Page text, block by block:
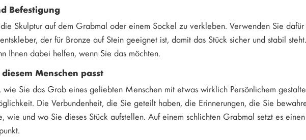
Befestigung
Skulptur auf dem Grabmal oder einem Sockel zu verkleben. Verwenden Sie
der für Bronze auf Stein geeignet ist, damit das Stück sicher und stabil
Ihnen dabei helfen, wenn Sie das möchten.
Menschen passt
wie Sie das Grab eines geliebten Menschen mit etwas wirklich Persönlichem
Die Verbundenheit, die Sie geteilt haben, die Erinnerungen, die Sie
wie und wo Sie dieses Stück aufstellen. Auf einem schlichten Grabmal setzt es